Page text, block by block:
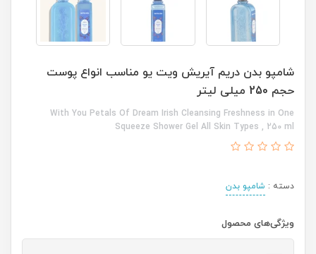
شامپو بدن دریم آیریش ویت یو مناسب انواع پوست
حجم 250 میلی لیتر
With You Petals Of Dream Irish Cleansing Freshness in One
Squeeze Shower Gel All Skin Types , 250 ml
دسته : شامپو بدن
ویژگی‌های محصول